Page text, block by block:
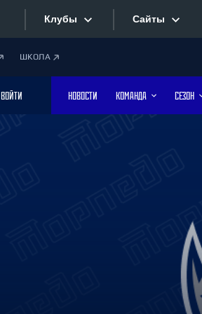
Клубы
Дивизион Боброва
Лада
Сайты
Текстовые
Фотобанк
ШКОЛА
ВОЙТИ НОВОСТИ КОМАНДА СЕЗОН